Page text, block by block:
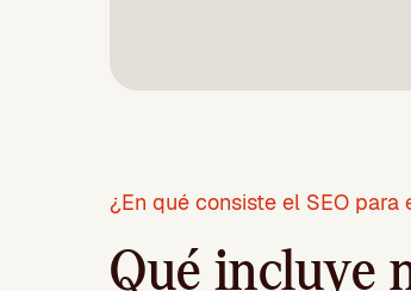
¿En qué consiste el SEO
Qué incluye